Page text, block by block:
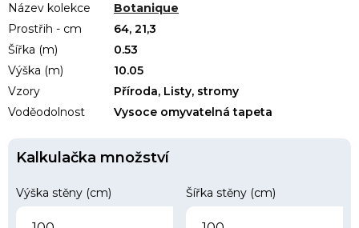
Název kolekce
Botanique
Prostřih - cm
64, 21,3
Šířka (m)
0.53
Výška (m)
10.05
Vzory
Příroda, Listy, stromy
Voděodolnost
Vysoce omyvatelná tapeta
Kalkulačka množství
Výška stěny (cm) Šířka stěny (cm)